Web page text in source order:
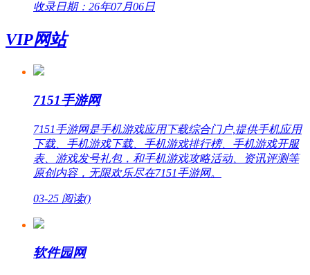
收录日期：26年07月06日
VIP网站
7151手游网
7151手游网是手机游戏应用下载综合门户,提供手机应用
下载、手机游戏下载、手机游戏排行榜、手机游戏开服
表、游戏发号礼包，和手机游戏攻略活动、资讯评测等
原创内容，无限欢乐尽在7151手游网。
03-25 阅读()
软件园网